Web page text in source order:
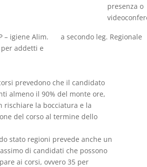
presenza o
– igiene Alim.
per addetti e
a secondo leg. Regionale
prevedono che il candidato
almeno il 90% del monte ore,
rischiare la bocciatura e la
del corso al termine dello
stato regioni prevede anche un
di candidati che possono
ai corsi, ovvero 35 per